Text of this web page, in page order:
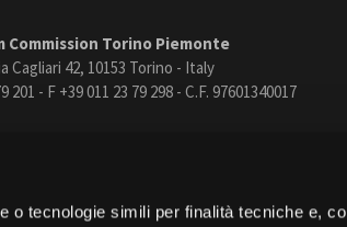
o tecnologie simili per finalità tecniche e,
Commission Torino Piemonte
Cagliari 42, 10153 Torino - Italy
201 - F +39 011 23 79 298 - C.F. 97601340017